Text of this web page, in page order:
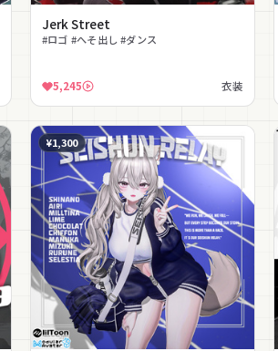
Jerk Street
#ロゴ #へそ出し #ダンス
5,245 衣装
¥1,300